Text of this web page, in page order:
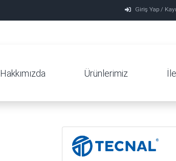
Giriş Yap /
Hakkımızda Ürünlerimiz